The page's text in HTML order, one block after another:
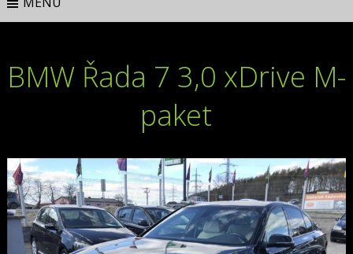
BMW Řada 7 3,0 xDrive M-
paket